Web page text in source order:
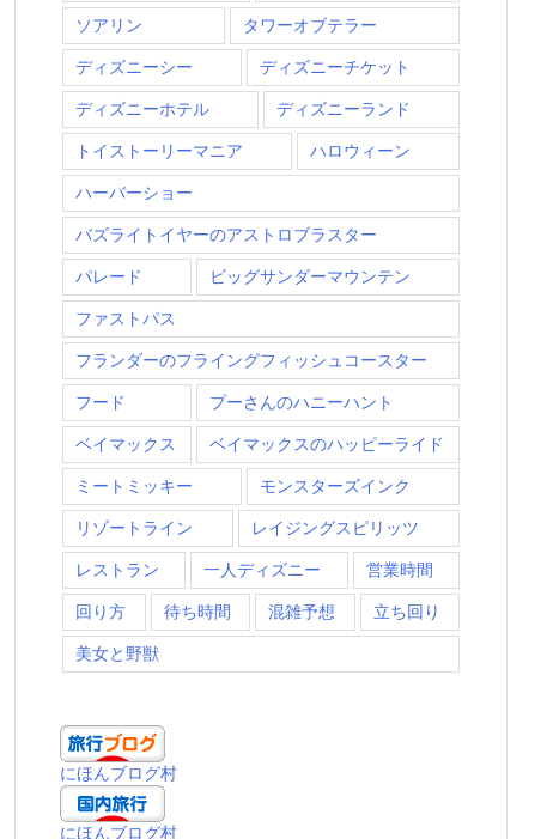
ソアリン タワーオブテラー
ディズニーシー ディズニーチケット
ディズニーホテル ディズニーランド
トイストーリーマニア ハロウィーン
ハーバーショー
バズライトイヤーのアストロブラスター
パレード ビッグサンダーマウンテン
ファストパス
フランダーのフライングフィッシュコースター
フード プーさんのハニーハント
ベイマックス ベイマックスのハッピーライド
ミートミッキー モンスターズインク
リゾートライン レイジングスピリッツ
レストラン 一人ディズニー 営業時間
回り方 待ち時間 混雑予想 立ち回り
美女と野獣
にほんブログ村
にほんブログ村